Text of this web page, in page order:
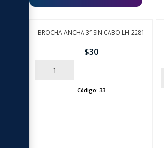
BROCHA ANCHA 3″ SIN CABO LH-2281
$30
AÑADIR
Código:33